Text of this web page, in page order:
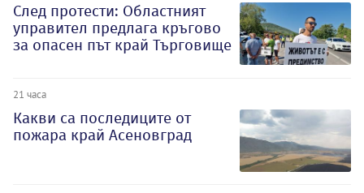
След протести: Областният
управител предлага кръгово
за опасен път край Търговище
21 часа
Какви са последиците от
пожара край Асеновград